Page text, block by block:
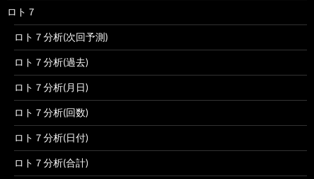
ロト７
ロト７分析(次回予測)
ロト７分析(過去)
ロト７分析(月日)
ロト７分析(回数)
ロト７分析(日付)
ロト７分析(合計)